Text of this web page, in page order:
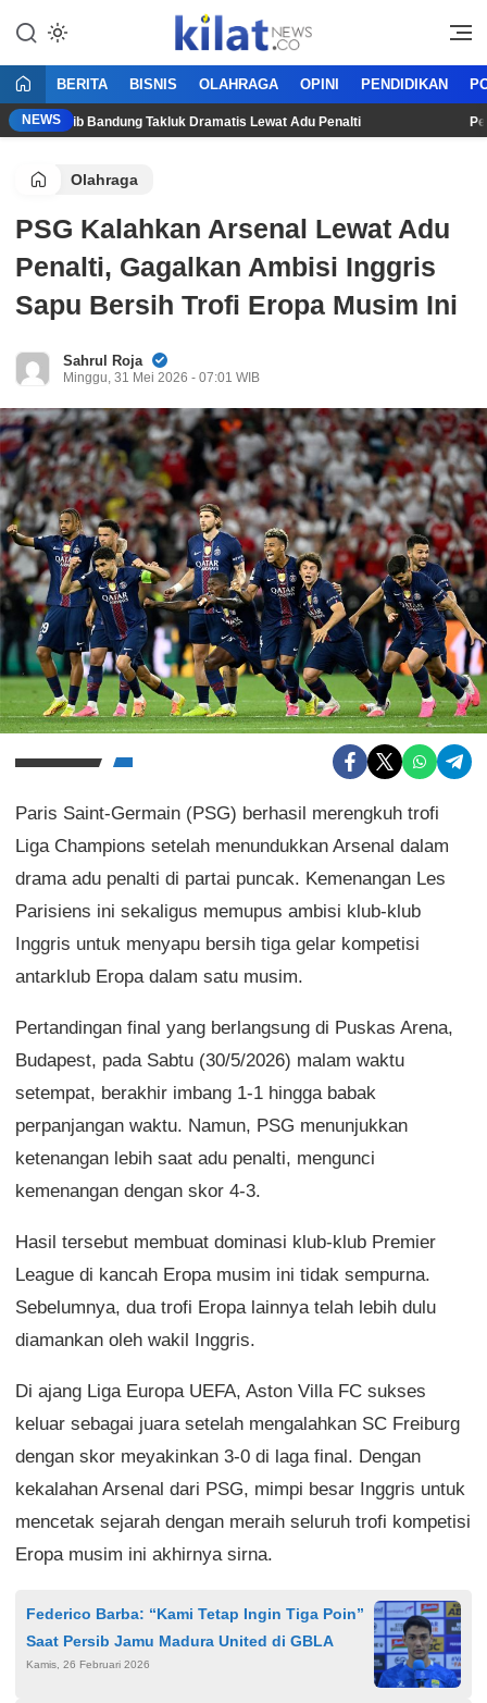
KilatNews.co
Mencerdaskan Anak Bangsa
BERITA BISNIS OLAHRAGA OPINI PENDIDIKAN
NEWS
Persib Bandung Takluk Dramatis Lewat Adu Penalti
Olahraga
PSG Kalahkan Arsenal Lewat Adu
Penalti, Gagalkan Ambisi Inggris
Sapu Bersih Trofi Eropa Musim Ini
Sahrul Roja
Minggu, 31 Mei 2026 - 07:01 WIB
Paris Saint-Germain (PSG) berhasil merengkuh trofi
Liga Champions setelah menundukkan Arsenal dalam
drama adu penalti di partai puncak. Kemenangan Les
Parisiens ini sekaligus memupus ambisi klub-klub
Inggris untuk menyapu bersih tiga gelar kompetisi
antarklub Eropa dalam satu musim.
Pertandingan final yang berlangsung di Puskas Arena,
Budapest, pada Sabtu (30/5/2026) malam waktu
setempat, berakhir imbang 1-1 hingga babak
perpanjangan waktu. Namun, PSG menunjukkan
ketenangan lebih saat adu penalti, mengunci
kemenangan dengan skor 4-3.
Hasil tersebut membuat dominasi klub-klub Premier
League di kancah Eropa musim ini tidak sempurna.
Sebelumnya, dua trofi Eropa lainnya telah lebih dulu
diamankan oleh wakil Inggris.
Di ajang Liga Europa UEFA, Aston Villa FC sukses
keluar sebagai juara setelah mengalahkan SC Freiburg
dengan skor meyakinkan 3-0 di laga final. Dengan
kekalahan Arsenal dari PSG, mimpi besar Inggris untuk
mencetak sejarah dengan meraih seluruh trofi kompetisi
Eropa musim ini akhirnya sirna.
Federico Barba: “Kami Tetap Ingin Tiga Poin”
Saat Persib Jamu Madura United di GBLA
Kamis, 26 Februari 2026